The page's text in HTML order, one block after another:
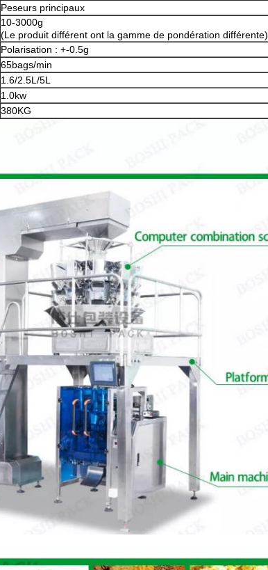
Peseurs principaux
10-3000g
(Le produit différent ont la gamme de pondération différente)
Polarisation : +-0.5g
65bags/min
1.6/2.5L/5L
1.0kw
380KG